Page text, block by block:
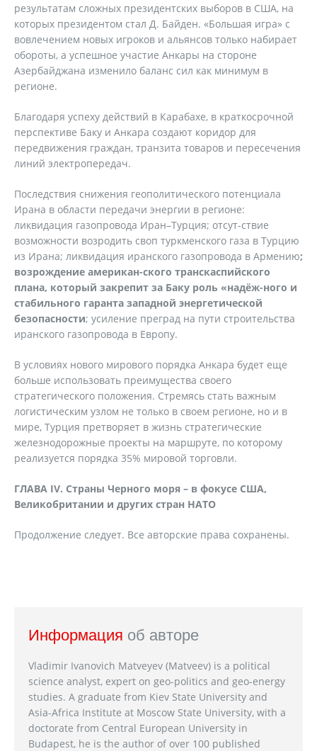
результатам сложных президентских выборов в США, на
которых президентом стал Д. Байден. «Большая игра» с
вовлечением новых игроков и альянсов только набирает
обороты, а успешное участие Анкары на стороне
Азербайджана изменило баланс сил как минимум в
регионе.
Благодаря успеху действий в Карабахе, в краткосрочной
перспективе Баку и Анкара создают коридор для
передвижения граждан, транзита товаров и пересечения
линий электропередач.
Последствия снижения геополитического потенциала
Ирана в области передачи энергии в регионе:
ликвидация газопровода Иран–Турция; отсут-ствие
возможности возродить своп туркменского газа в Турцию
из Ирана; ликвидация иранского газопровода в Армению;
возрождение американ-ского транскаспийского
плана, который закрепит за Баку роль «надёж-ного и
стабильного гаранта западной энергетической
безопасности; усиление преград на пути строительства
иранского газопровода в Европу.
В условиях нового мирового порядка Анкара будет еще
больше использовать преимущества своего
стратегического положения. Стремясь стать важным
логистическим узлом не только в своем регионе, но и в
мире, Турция претворяет в жизнь стратегические
железнодорожные проекты на маршруте, по которому
реализуется порядка 35% мировой торговли.
ГЛАВА IV. Страны Черного моря – в фокусе США,
Великобритании и других стран НАТО
Продолжение следует. Все авторские права сохранены.
Информация об авторе
Vladimir Ivanovich Matveyev (Matveev) is a political
science analyst, expert on geo-politics and geo-energy
studies. A graduate from Kiev State University and
Asia-Africa Institute at Moscow State University, with a
doctorate from Central European University in
Budapest, he is the author of over 100 published